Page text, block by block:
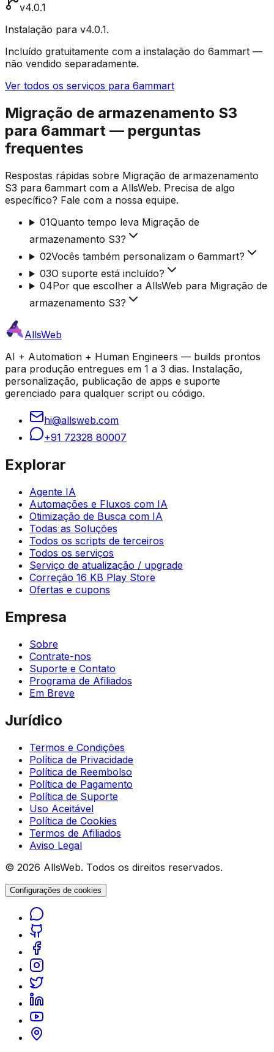
v4.0.1
Instalação para v4.0.1.
Incluído gratuitamente com a instalação do 6ammart —
não vendido separadamente.
Ver todos os serviços para 6ammart
Migração de armazenamento S3
para 6ammart — perguntas
frequentes
Respostas rápidas sobre Migração de armazenamento
S3 para 6ammart com a AllsWeb. Precisa de algo
específico? Fale com a nossa equipe.
01Quanto tempo leva Migração de
armazenamento S3?
02Vocês também personalizam o 6ammart?
03O suporte está incluído?
04Por que escolher a AllsWeb para Migração de
armazenamento S3?
AllsWeb
AI + Automation + Human Engineers — builds prontos
para produção entregues em 1 a 3 dias. Instalação,
personalização, publicação de apps e suporte
gerenciado para qualquer script ou código.
hi@allsweb.com
+91 72328 80007
Explorar
Agente IA
Automações e Fluxos com IA
Otimização de Busca com IA
Todas as Soluções
Todos os scripts de terceiros
Todos os serviços
Serviço de atualização / upgrade
Correção 16 KB Play Store
Ofertas e cupons
Empresa
Sobre
Contrate-nos
Suporte e Contato
Programa de Afiliados
Em Breve
Jurídico
Termos e Condições
Política de Privacidade
Política de Reembolso
Política de Pagamento
Política de Suporte
Uso Aceitável
Política de Cookies
Termos de Afiliados
Aviso Legal
© 2026 AllsWeb. Todos os direitos reservados.
Configurações de cookies